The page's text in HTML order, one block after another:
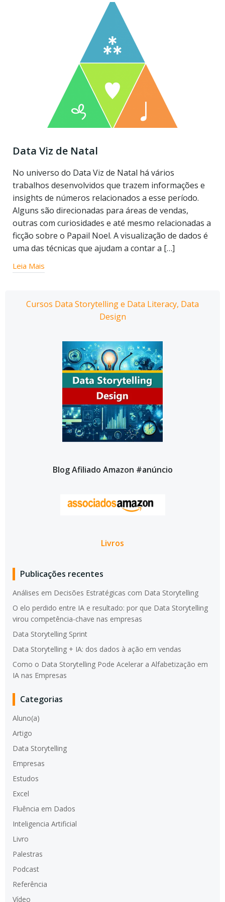
Data Viz de Natal
No universo do Data Viz de Natal há vários
trabalhos desenvolvidos que trazem informações e
insights de números relacionados a esse período.
Alguns são direcionadas para áreas de vendas,
outras com curiosidades e até mesmo relacionadas a
ficção sobre o Papail Noel. A visualização de dados é
uma das técnicas que ajudam a contar a […]
Leia Mais
Cursos Data Storytelling e Data Literacy, Data
Design
Blog Afiliado Amazon #anúncio
Livros
Publicações recentes
Análises em Decisões Estratégicas com Data Storytelling
O elo perdido entre IA e resultado: por que Data Storytelling
virou competência-chave nas empresas
Data Storytelling Sprint
Data Storytelling + IA: dos dados à ação em vendas
Como o Data Storytelling Pode Acelerar a Alfabetização em
IA nas Empresas
Categorias
Aluno(a)
Artigo
Data Storytelling
Empresas
Estudos
Excel
Fluência em Dados
Inteligencia Artificial
Livro
Palestras
Podcast
Referência
Vídeo